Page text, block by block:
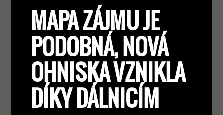
MAPA ZÁJMU JE
PODOBNÁ, NOVÁ
OHNISKA VZNIKLA
DÍKY DÁLNICÍM